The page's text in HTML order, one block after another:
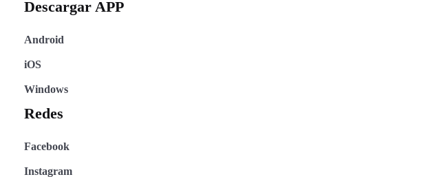
Descargar APP
Android
iOS
Windows
Redes
Facebook
Instagram